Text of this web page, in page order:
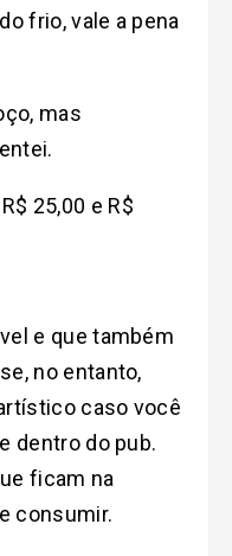
frio, vale a pena
mas
25,00 e R$
e que também
no entanto,
caso você
dentro do pub.
ficam na
consumir.